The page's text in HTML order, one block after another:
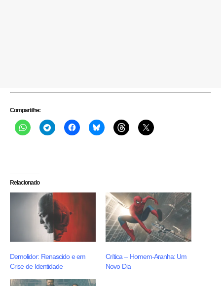
Compartilhe:
Relacionado
Demolidor: Renascido e em
Crise de Identidade
Crítica – Homem-Aranha: Um
Novo Dia